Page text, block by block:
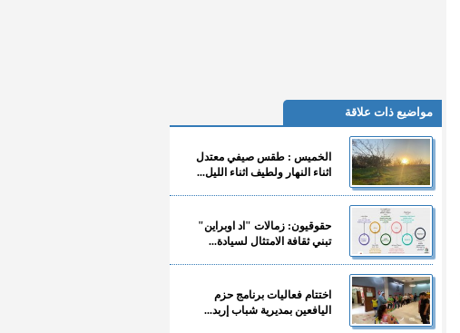
مواضيع ذات علاقة
الخميس : طقس صيفي معتدل
اثناء النهار ولطيف اثناء الليل...
حقوقيون: زمالات "اد اوبراين"
تبني ثقافة الامتثال لسيادة...
اختتام فعاليات برنامج حزم
اليافعين بمديرية شباب إربد...